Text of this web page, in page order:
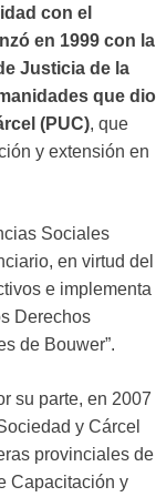
con el
en 1999 con la
Justicia de la
que dio
(PUC), que
y extensión en
Sociales
en virtud del
e implementa
Derechos
de Bouwer”.
su parte, en 2007
y Cárcel
provinciales de
Capacitación y